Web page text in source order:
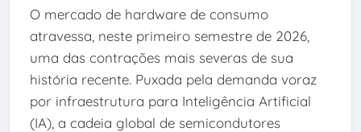
O mercado de hardware de consumo
atravessa, neste primeiro semestre de 2026,
uma das contrações mais severas de sua
história recente. Puxada pela demanda voraz
por infraestrutura para Inteligência Artificial
(IA), a cadeia global de semicondutores